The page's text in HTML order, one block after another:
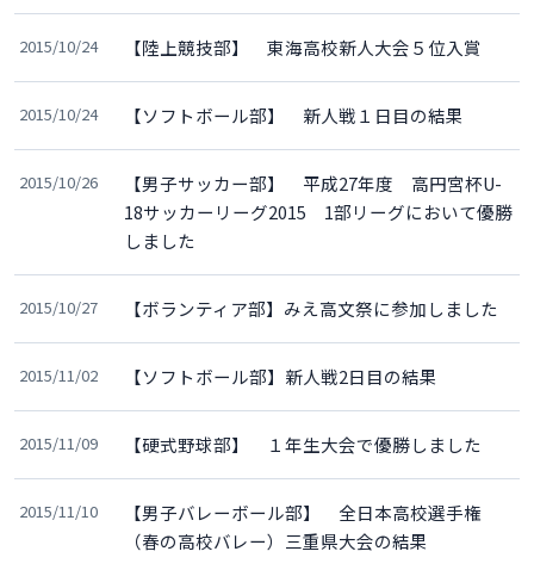
2015/10/24 【陸上競技部】 東海高校新人大会５位入賞
2015/10/24 【ソフトボール部】 新人戦１日目の結果
2015/10/26
【男子サッカー部】 平成27年度 高円宮杯U-
18サッカーリーグ2015 1部リーグにおいて優勝
しました
2015/10/27 【ボランティア部】みえ高文祭に参加しました
2015/11/02 【ソフトボール部】新人戦2日目の結果
2015/11/09 【硬式野球部】 １年生大会で優勝しました
2015/11/10
【男子バレーボール部】 全日本高校選手権
（春の高校バレー）三重県大会の結果